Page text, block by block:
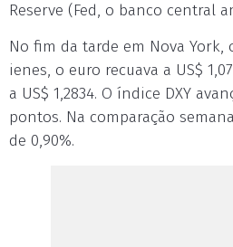
Reserve (Fed, o banco central
No fim da tarde em Nova York,
ienes, o euro recuava a US$
a US$ 1,2834. O índice DXY
pontos. Na comparação
de 0,90%.